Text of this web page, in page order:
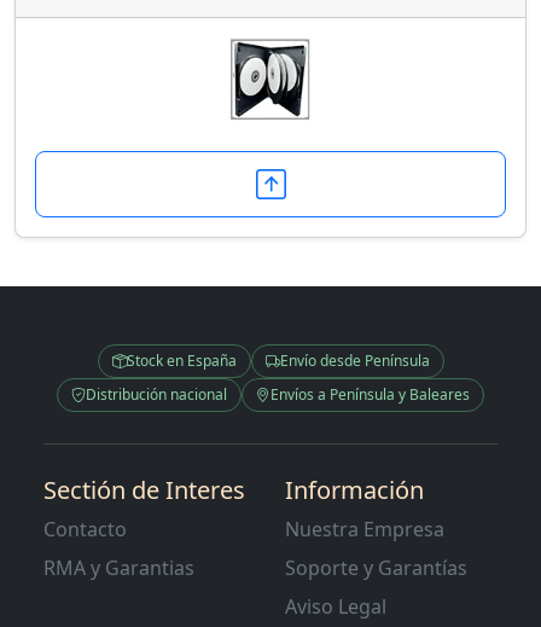
Stock en España
Envío desde Península
Distribución nacional
Envíos a Península y Baleares
Sectión de Interes
Contacto
RMA y Garantias
Información
Nuestra Empresa
Soporte y Garantías
Aviso Legal